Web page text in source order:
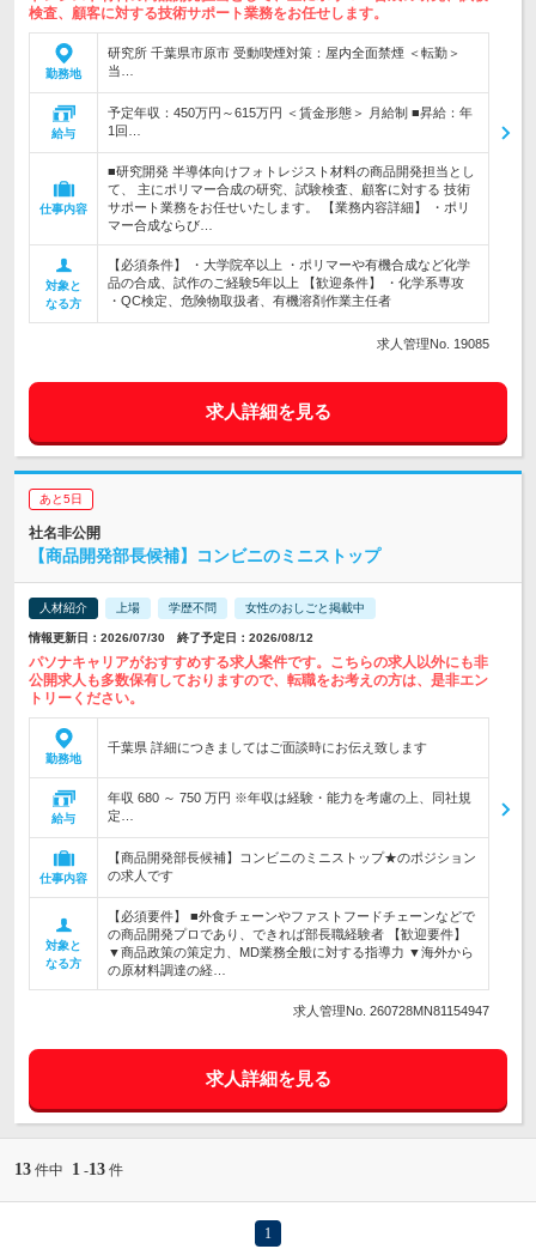
検査、顧客に対する技術サポート業務をお任せします。
勤務地
研究所 千葉県市原市 受動喫煙対策：屋内全面禁煙 ＜転勤＞
当…
給与
予定年収：450万円～615万円 ＜賃金形態＞ 月給制 ■昇給：年
1回…
仕事内容
■研究開発 半導体向けフォトレジスト材料の商品開発担当とし
て、 主にポリマー合成の研究、試験検査、顧客に対する 技術
サポート業務をお任せいたします。 【業務内容詳細】 ・ポリ
マー合成ならび…
対象と
なる方
【必須条件】 ・大学院卒以上 ・ポリマーや有機合成など化学
品の合成、試作のご経験5年以上 【歓迎条件】 ・化学系専攻
・QC検定、危険物取扱者、有機溶剤作業主任者
求人管理No. 19085
求人詳細を見る
あと5日
社名非公開
【商品開発部長候補】コンビニのミニストップ
人材紹介 上場 学歴不問 女性のおしごと掲載中
情報更新日：2026/07/30 終了予定日：2026/08/12
パソナキャリアがおすすめする求人案件です。こちらの求人以外にも非
公開求人も多数保有しておりますので、転職をお考えの方は、是非エン
トリーください。
勤務地
千葉県 詳細につきましてはご面談時にお伝え致します
給与
年収 680 ～ 750 万円 ※年収は経験・能力を考慮の上、同社規
定…
仕事内容
【商品開発部長候補】コンビニのミニストップ★のポジション
の求人です
対象と
なる方
【必須要件】 ■外食チェーンやファストフードチェーンなどで
の商品開発プロであり、できれば部長職経験者 【歓迎要件】
▼商品政策の策定力、MD業務全般に対する指導力 ▼海外から
の原材料調達の経…
求人管理No. 260728MN81154947
求人詳細を見る
13 件中 1 -13 件
1